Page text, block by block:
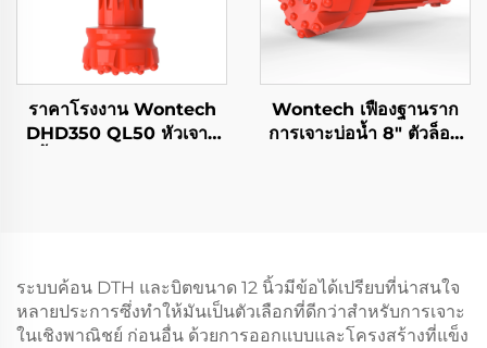
ราคาโรงงาน Wontech
DHD350 QL50 หัวเจาะ
Wontech เฟืองฐานราก
การเจาะบ่อน้ำ 8" ตัวล็อค
ระบบค้อน DTH และบิตขนาด 12 นิ้วมีข้อได้เปรียบที่น่าสนใจ
หลายประการซึ่งทำให้มันเป็นตัวเลือกที่ดีกว่าสำหรับการเจาะ
ในเชิงพาณิชย์ ก่อนอื่น ด้วยการออกแบบและโครงสร้างที่แข็ง